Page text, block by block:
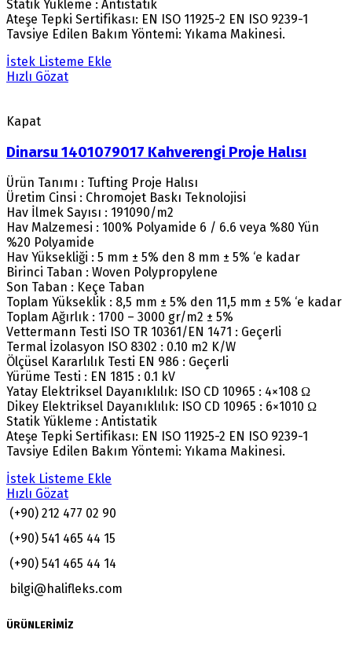
Statik Yükleme : Antistatik
Ateşe Tepki Sertifikası: EN ISO 11925-2 EN ISO 9239-1
Tavsiye Edilen Bakım Yöntemi: Yıkama Makinesi.
İstek Listeme Ekle
Hızlı Gözat
Kapat
Dinarsu 1401079017 Kahverengi Proje Halısı
Ürün Tanımı : Tufting Proje Halısı
Üretim Cinsi : Chromojet Baskı Teknolojisi
Hav İlmek Sayısı : 191090/m2
Hav Malzemesi : 100% Polyamide 6 / 6.6 veya %80 Yün
%20 Polyamide
Hav Yüksekliği : 5 mm ± 5% den 8 mm ± 5% ‘e kadar
Birinci Taban : Woven Polypropylene
Son Taban : Keçe Taban
Toplam Yükseklik : 8,5 mm ± 5% den 11,5 mm ± 5% ‘e kadar
Toplam Ağırlık : 1700 – 3000 gr/m2 ± 5%
Vettermann Testi ISO TR 10361/EN 1471 : Geçerli
Termal İzolasyon ISO 8302 : 0.10 m2 K/W
Ölçüsel Kararlılık Testi EN 986 : Geçerli
Yürüme Testi : EN 1815 : 0.1 kV
Yatay Elektriksel Dayanıklılık: ISO CD 10965 : 4×108 Ω
Dikey Elektriksel Dayanıklılık: ISO CD 10965 : 6×1010 Ω
Statik Yükleme : Antistatik
Ateşe Tepki Sertifikası: EN ISO 11925-2 EN ISO 9239-1
Tavsiye Edilen Bakım Yöntemi: Yıkama Makinesi.
İstek Listeme Ekle
Hızlı Gözat
(+90) 212 477 02 90
(+90) 541 465 44 15
(+90) 541 465 44 14
bilgi@halifleks.com
ÜRÜNLERİMİZ